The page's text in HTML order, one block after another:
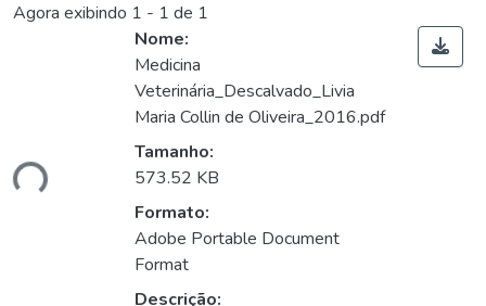
Agora exibindo 1 - 1 de 1
Nome:
Medicina
Veterinária_Descalvado_Livia
Maria Collin de Oliveira_2016.pdf
Tamanho:
573.52 KB
Formato:
Adobe Portable Document
Format
Descrição: